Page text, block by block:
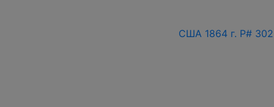
США 1864 г. P#